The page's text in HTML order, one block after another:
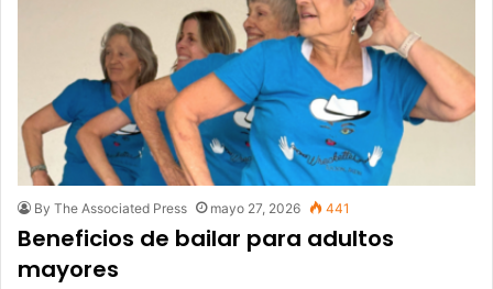
By The Associated Press mayo 27, 2026 441
Beneficios de bailar para adultos
mayores